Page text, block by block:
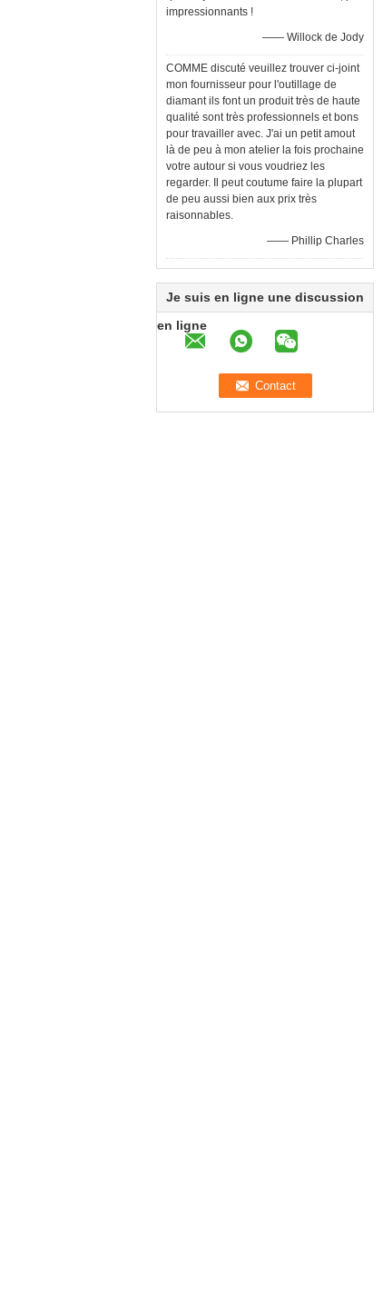
impressionnants !
—— Willock de Jody
COMME discuté veuillez trouver ci-joint
mon fournisseur pour l'outillage de
diamant ils font un produit très de haute
qualité sont très professionnels et bons
pour travailler avec. J'ai un petit amout
là de peu à mon atelier la fois prochaine
votre autour si vous voudriez les
regarder. Il peut coutume faire la plupart
de peu aussi bien aux prix très
raisonnables.
—— Phillip Charles
Je suis en ligne une discussion
en ligne